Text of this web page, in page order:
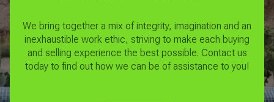
We bring together a mix of integrity, imagination and an
inexhaustible work ethic, striving to make each buying
and selling experience the best possible. Contact us
today to find out how we can be of assistance to you!